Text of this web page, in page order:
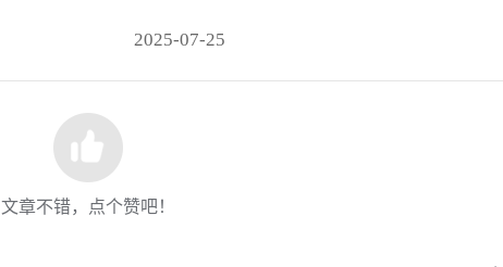
2025-07-25
文章不错，点个赞吧！